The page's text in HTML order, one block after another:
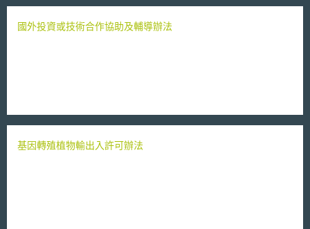
國外投資或技術合作協助及輔導辦法
基因轉殖植物輸出入許可辦法